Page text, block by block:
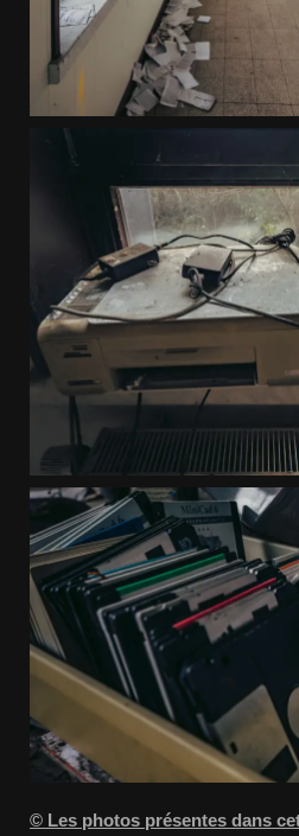
© Les photos présentes dans